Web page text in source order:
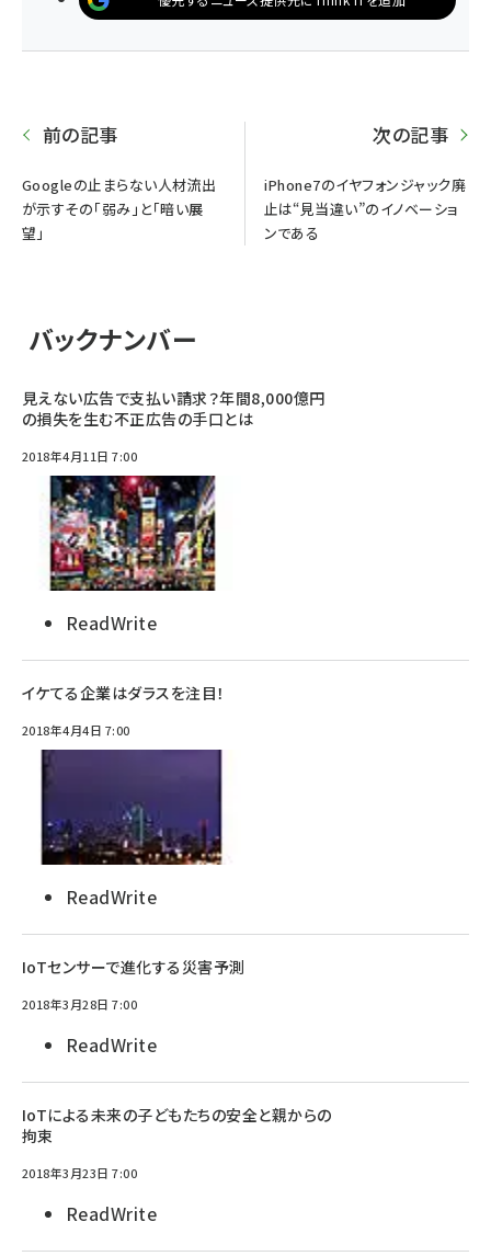
前の記事
Googleの止まらない人材流出
が示すその「弱み」と「暗い展
望」
次の記事
iPhone7のイヤフォンジャック廃
止は“見当違い”のイノベーショ
ンである
バックナンバー
見えない広告で支払い請求？年間8,000億円
の損失を生む不正広告の手口とは
2018年4月11日 7:00
ReadWrite
イケてる企業はダラスを注目！
2018年4月4日 7:00
ReadWrite
IoTセンサーで進化する災害予測
2018年3月28日 7:00
ReadWrite
IoTによる未来の子どもたちの安全と親からの
拘束
2018年3月23日 7:00
ReadWrite